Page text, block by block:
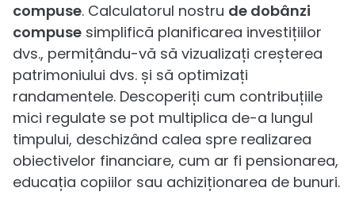
compuse. Calculatorul nostru de dobânzi
compuse simplifică planificarea investițiilor
dvs., permițându-vă să vizualizați creșterea
patrimoniului dvs. și să optimizați
randamentele. Descoperiți cum contribuțiile
mici regulate se pot multiplica de-a lungul
timpului, deschizând calea spre realizarea
obiectivelor financiare, cum ar fi pensionarea,
educația copiilor sau achiziționarea de bunuri.